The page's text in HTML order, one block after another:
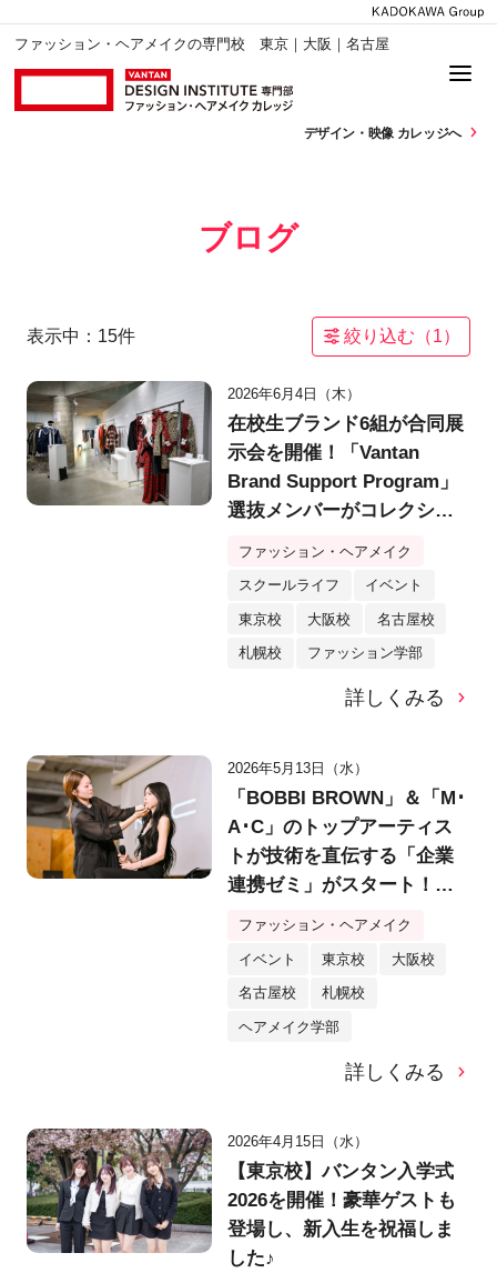
ファッション・ヘアメイクの専門校 東京｜大阪｜名古屋
デザイン・ 映像 カレッジへ
ブログ
表示中： 15件 絞り込む（1）
2026年6月4日（木）
在校生ブランド6組が合同展
示会を開催！「Vantan
Brand Support Program」
選抜メンバーがコレクショ
ファッション・ヘアメイク
スクールライフ イベント
東京校 大阪校 名古屋校
札幌校 ファッション学部
詳しくみる
2026年5月13日（水）
「BOBBI BROWN」＆「M･
A･C」のトップアーティス
トが技術を直伝する「企業
連携ゼミ」がスタート！人
気インフルエンサー・月姫
ファッション・ヘアメイク
イベント 東京校 大阪校
名古屋校 札幌校
ヘアメイク学部
詳しくみる
2026年4月15日（水）
【東京校】バンタン入学式
2026を開催！豪華ゲストも
登場し、新入生を祝福しま
した♪